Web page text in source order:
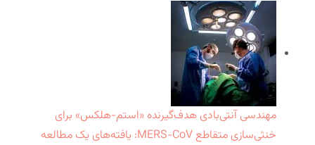
مهندسی آنتی‌بادی هدف‌گیرنده «استم-هلکس» برای
خنثی‌سازی متقاطع MERS-CoV: یافته‌های یک مطالعه